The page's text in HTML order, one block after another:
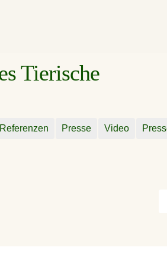
Tierische
Referenzen Presse Video